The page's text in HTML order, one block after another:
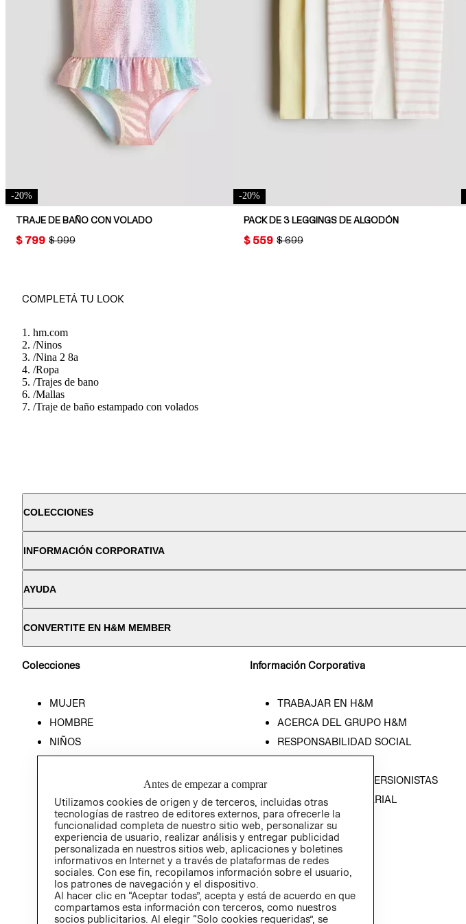
-20%
TRAJE DE BAÑO CON VOLADO
ORIGINAL PRICE:
$ 999
PRICE:
$ 799
-20%
PACK DE 3 LEGGINGS DE ALGODÓN
ORIGINAL PRICE:
$ 699
PRICE:
$ 559
COMPLETÁ TU LOOK
hm.com
/Ninos
/Nina 2 8a
/Ropa
/Trajes de bano
/Mallas
/Traje de baño estampado con volados
COLECCIONES
INFORMACIÓN CORPORATIVA
AYUDA
CONVERTITE EN H&M MEMBER
Colecciones
MUJER
HOMBRE
NIÑOS
Información Corporativa
TRABAJAR EN H&M
ACERCA DEL GRUPO H&M
RESPONSABILIDAD SOCIAL
RELACIÓN CON INVERSIONISTAS
POLÍTICA EMPRESARIAL
Antes de empezar a comprar
Utilizamos cookies de origen y de terceros, incluidas otras
tecnologías de rastreo de editores externos, para ofrecerle la
funcionalidad completa de nuestro sitio web, personalizar su
experiencia de usuario, realizar análisis y entregar publicidad
personalizada en nuestros sitios web, aplicaciones y boletines
informativos en Internet y a través de plataformas de redes
sociales. Con ese fin, recopilamos información sobre el usuario,
los patrones de navegación y el dispositivo.
Al hacer clic en “Aceptar todas”, acepta y está de acuerdo en que
compartamos esta información con terceros, como nuestros
socios publicitarios. Al elegir “Solo cookies requeridas”, se